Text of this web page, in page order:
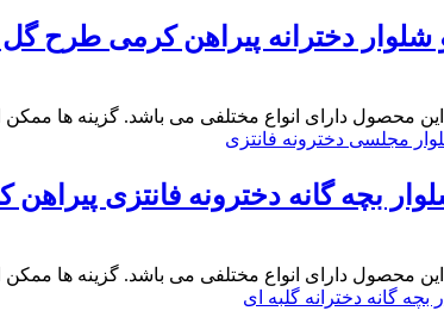
دخترانه پیراهن کرمی طرح گل و
این محصول دارای انواع مختلفی می باشد. گزینه ها
بچه گانه دخترونه فانتزی پیراهن
این محصول دارای انواع مختلفی می باشد. گزینه ها